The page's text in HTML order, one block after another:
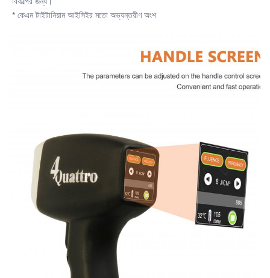
* কেএম টাইটানিয়াম আইসিইর মতো অভ্যন্তরীণ অংশ